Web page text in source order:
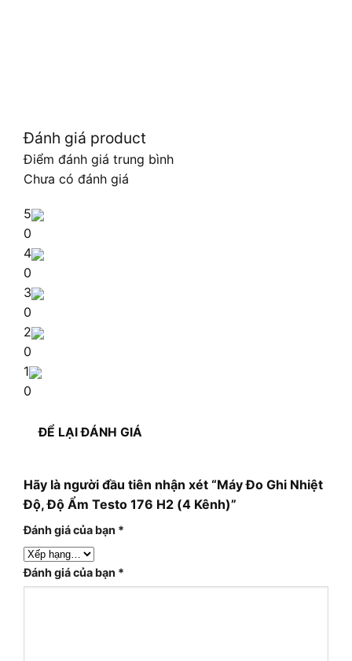
Đánh giá product
Điểm đánh giá trung bình
Chưa có đánh giá
5
0
4
0
3
0
2
0
1
0
ĐỂ LẠI ĐÁNH GIÁ
Hãy là người đầu tiên nhận xét “Máy Đo Ghi Nhiệt
Độ, Độ Ẩm Testo 176 H2 (4 Kênh)”
Đánh giá của bạn *
Đánh giá của bạn *